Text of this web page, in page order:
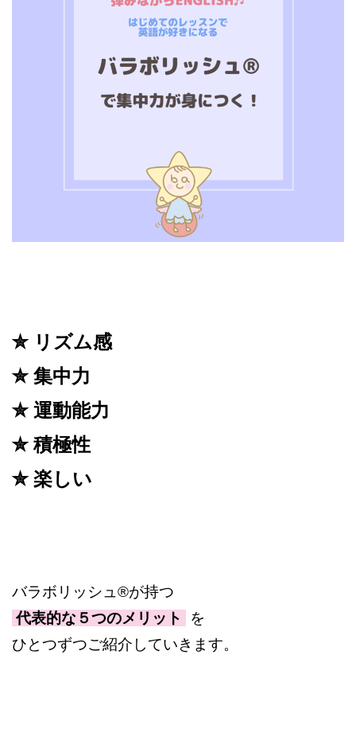
✮ リズム感
✮ 集中力
✮ 運動能力
✮ 積極性
✮ 楽しい
バラボリッシュ®︎が持つ
代表的な５つのメリット
を
ひとつずつご紹介していきます。